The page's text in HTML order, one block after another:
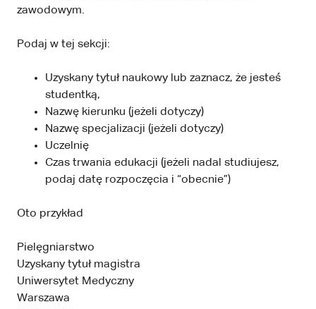
zawodowym.
Podaj w tej sekcji:
Uzyskany tytuł naukowy lub zaznacz, że jesteś
studentką,
Nazwę kierunku (jeżeli dotyczy)
Nazwę specjalizacji (jeżeli dotyczy)
Uczelnię
Czas trwania edukacji (jeżeli nadal studiujesz,
podaj datę rozpoczęcia i “obecnie”)
Oto przykład
Pielęgniarstwo
Uzyskany tytuł magistra
Uniwersytet Medyczny
Warszawa